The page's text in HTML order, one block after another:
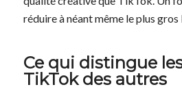
réduire à néant même le plus
Ce qui distingue
TikTok des autres